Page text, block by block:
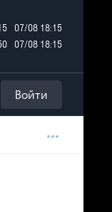
07/08 18:15
07/08 18:15
Войти